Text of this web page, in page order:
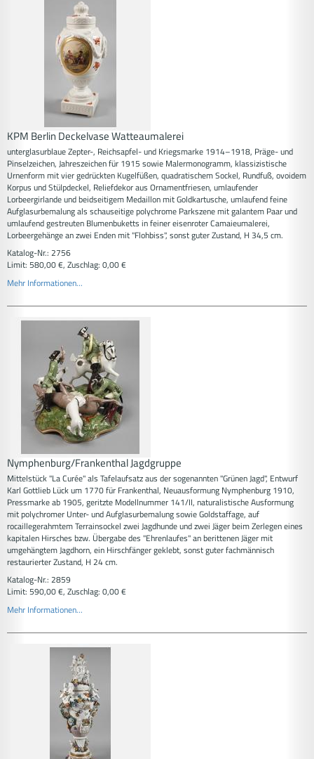
KPM Berlin Deckelvase Watteaumalerei
unterglasurblaue Zepter-, Reichsapfel- und Kriegsmarke 1914–1918, Präge- und
Pinselzeichen, Jahreszeichen für 1915 sowie Malermonogramm, klassizistische
Urnenform mit vier gedrückten Kugelfüßen, quadratischem Sockel, Rundfuß, ovoidem
Korpus und Stülpdeckel, Reliefdekor aus Ornamentfriesen, umlaufender
Lorbeergirlande und beidseitigem Medaillon mit Goldkartusche, umlaufend feine
Aufglasurbemalung als schauseitige polychrome Parkszene mit galantem Paar und
umlaufend gestreuten Blumenbuketts in feiner eisenroter Camaieumalerei,
Lorbeergehänge an zwei Enden mit "Flohbiss", sonst guter Zustand, H 34,5 cm.
Katalog-Nr.: 2756
Limit: 580,00 €, Zuschlag: 0,00 €
Mehr Informationen...
Nymphenburg/Frankenthal Jagdgruppe
Mittelstück "La Curée" als Tafelaufsatz aus der sogenannten "Grünen Jagd", Entwurf
Karl Gottlieb Lück um 1770 für Frankenthal, Neuausformung Nymphenburg 1910,
Pressmarke ab 1905, geritzte Modellnummer 141/II, naturalistische Ausformung
mit polychromer Unter- und Aufglasurbemalung sowie Goldstaffage, auf
rocaillegerahmtem Terrainsockel zwei Jagdhunde und zwei Jäger beim Zerlegen eines
kapitalen Hirsches bzw. Übergabe des "Ehrenlaufes" an berittenen Jäger mit
umgehängtem Jagdhorn, ein Hirschfänger geklebt, sonst guter fachmännisch
restaurierter Zustand, H 24 cm.
Katalog-Nr.: 2859
Limit: 590,00 €, Zuschlag: 0,00 €
Mehr Informationen...